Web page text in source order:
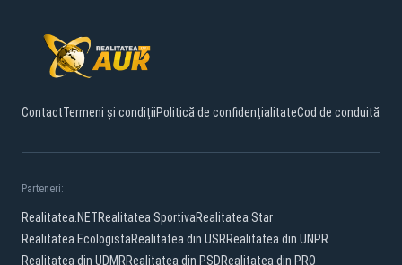
ContactTermeni și condițiiPolitică de confidențialitateCod de conduită
Parteneri:
Realitatea.NETRealitatea SportivaRealitatea Star
Realitatea EcologistaRealitatea din USRRealitatea din UNPR
Realitatea din UDMRRealitatea din PSDRealitatea din PRO